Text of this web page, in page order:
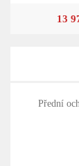
13
Přední